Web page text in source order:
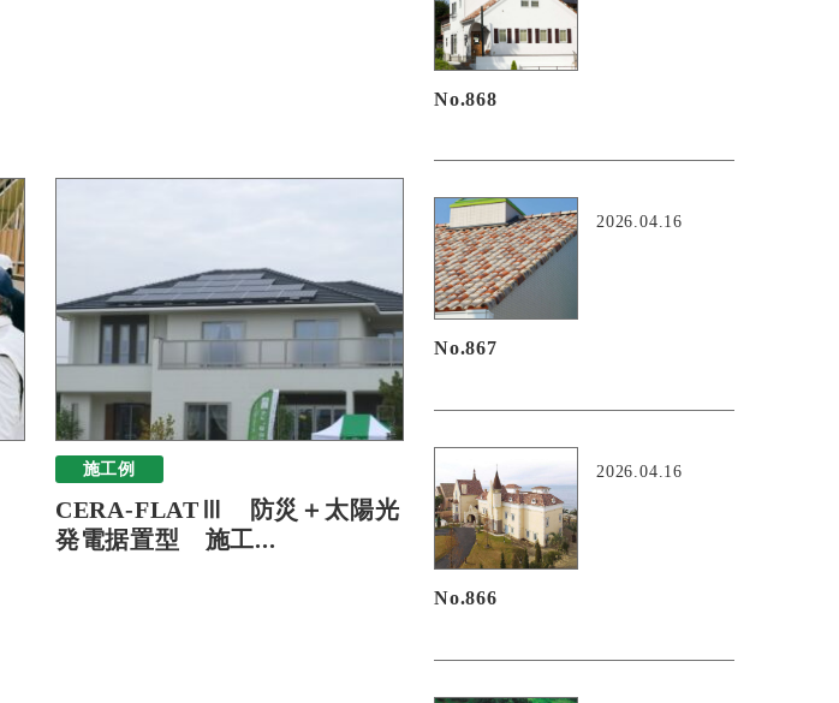
施工例
CERA-FLATⅢ 防災＋太陽光
発電据置型 施工...
No.868
2026.04.16
No.867
2026.04.16
No.866